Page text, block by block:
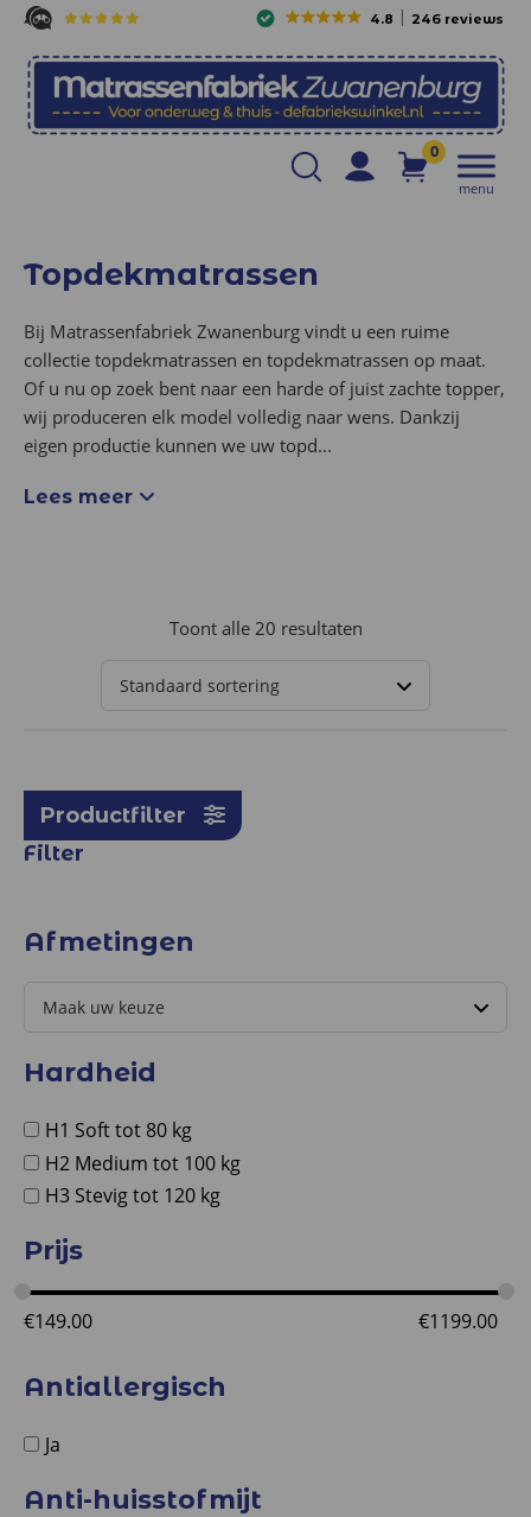
4.8 246 reviews
0
menu
Topdekmatrassen
Bij Matrassenfabriek Zwanenburg vindt u een ruime
collectie topdekmatrassen en topdekmatrassen op maat.
Of u nu op zoek bent naar een harde of juist zachte topper,
wij produceren elk model volledig naar wens. Dankzij
eigen productie kunnen we uw topd...
Lees meer
Toont alle 20 resultaten
Productfilter
Filter
Afmetingen
Hardheid
H1 Soft tot 80 kg
H2 Medium tot 100 kg
H3 Stevig tot 120 kg
Prijs
€149.00 €1199.00
Antiallergisch
Ja
Anti-huisstofmijt